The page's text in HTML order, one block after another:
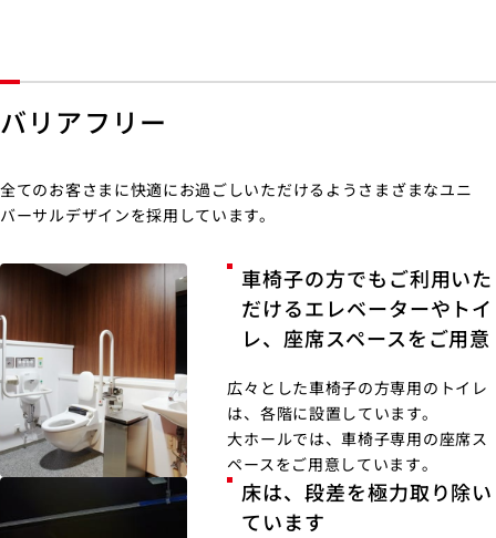
バリアフリー
全てのお客さまに快適にお過ごしいただけるようさまざまなユニ
バーサルデザインを採用しています。
車椅子の方でもご利用いた
だけるエレベーターやトイ
レ、座席スペースをご用意
広々とした車椅子の方専用のトイレ
は、各階に設置しています。
大ホールでは、車椅子専用の座席ス
ペースをご用意しています｡
床は、段差を極力取り除い
ています